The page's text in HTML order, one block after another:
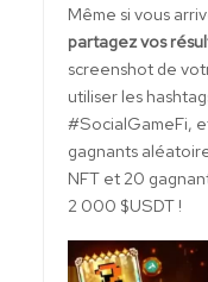
Même si vous
partagez vos
screenshot de
utiliser les
#SocialGameFi,
gagnants
NFT et 20
2 000 $USDT !